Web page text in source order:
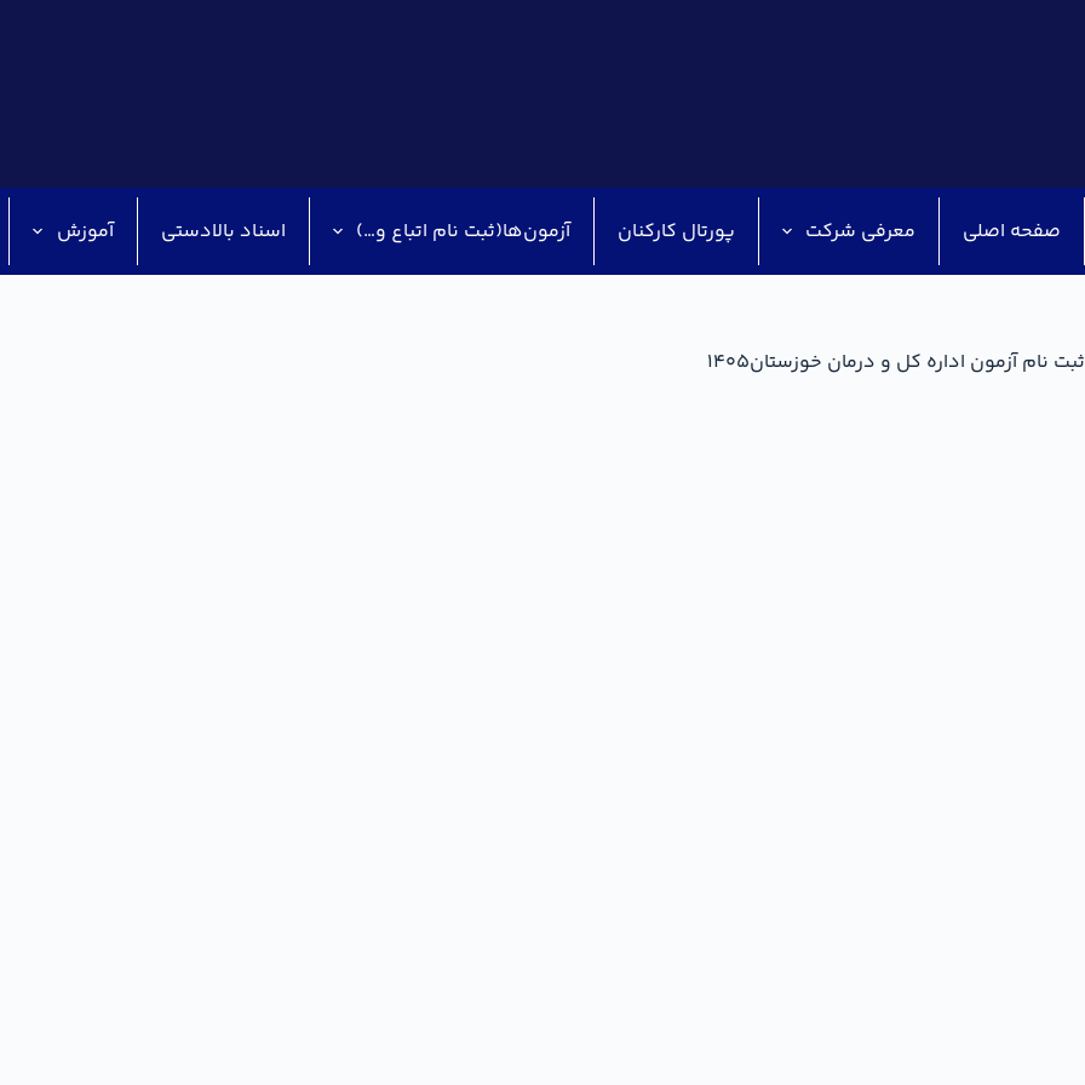
صفحه اصلی معرفی شرکت پورتال کارکنان آزمون‌ها(ثبت نام اتباع و…) اسناد بالادستی آموزش
ثبت نام آزمون اداره کل و درمان خوزستان۱۴۰۵